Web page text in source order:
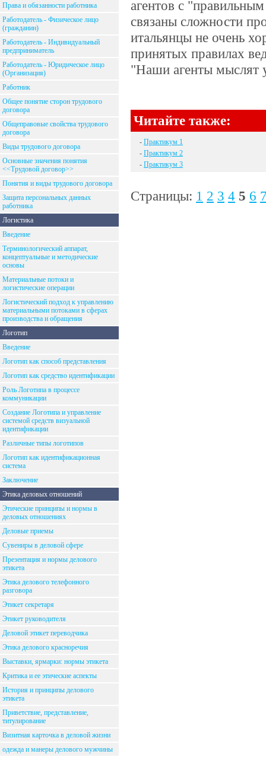
Права и обязанности работника
Работодатель - Физическое лицо
(гражданин)
Работодатель - Индивидуальный
предприниматель
Работодатель - Юридическое лицо
(Организация)
Работник
Общее понятие сторон трудового
договора
Общеправовые свойства трудового
договора
Виды трудового договора
Основные значения понятия
<<Трудовой договор>>
Понятия и виды трудового договора
Защита персональных данных
работника
Логистика
Введение
Терминологический аппарат,
концептуальные и методические
основы
Материальные потоки и
логистические операции
Логистический подход к управлению
материальными потоками в сферах
производства и обращения
Логотип
Введение
Логотип как способ представления
Логотип как средство идентификации
Роль Логотипа в процессе
коммуникации
Создание Логотипа и управление
системой средств визуальной
идентификации
Различные типы логотипов
Логотип как идентификационная
система
Заключение
Этика деловых отношений
Этические принципы и нормы в
деловых отношениях
Деловые приемы
Сувениры в деловой сфере
Презентация и нормы делового
этикета
Этика делового телефонного
разговора
Этикет секретаря
Этикет руководителя
Деловой этикет переводчика
Этика делового красноречия
Выставки, ярмарки: нормы этикета
Критика и ее этические аспекты
История и принципы делового
этикета
Приветствие, представление,
титулирование
Визитная карточка в деловой жизни
одежда и манеры делового мужчины
агентов с
связаны сложности
итальянцы не очень
принятых правилах
"Наши агенты мыслят
Читайте также:
- Практикум 1
- Практикум 2
- Практикум 3
Страницы: 1 2 3 4 5 6